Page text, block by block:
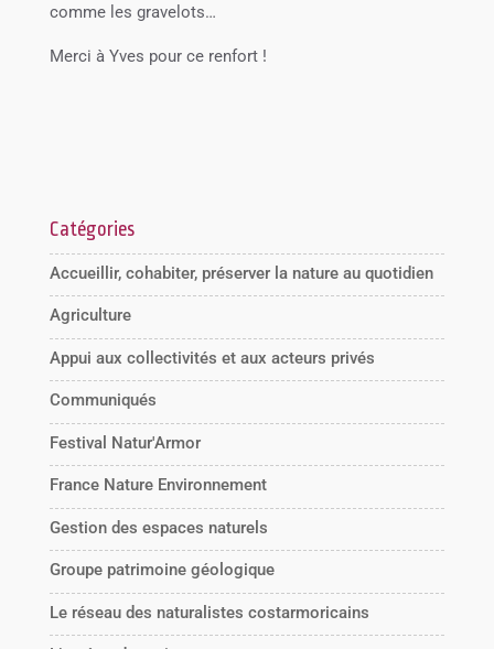
comme les gravelots…
Merci à Yves pour ce renfort !
Catégories
Accueillir, cohabiter, préserver la nature au quotidien
Agriculture
Appui aux collectivités et aux acteurs privés
Communiqués
Festival Natur'Armor
France Nature Environnement
Gestion des espaces naturels
Groupe patrimoine géologique
Le réseau des naturalistes costarmoricains